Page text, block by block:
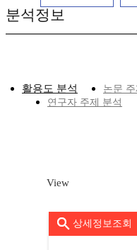
분석정보
활용도 분석
논문
연구자 주제 분석
View
상세정보조회